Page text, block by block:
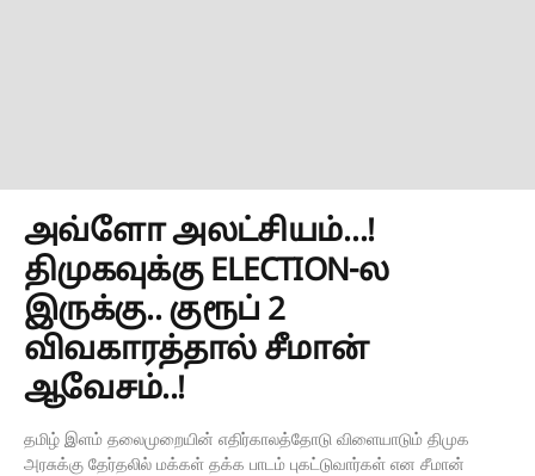
அவ்ளோ அலட்சியம்…!
திமுகவுக்கு ELECTION-ல
இருக்கு.. குரூப் 2
விவகாரத்தால் சீமான்
ஆவேசம்..!
தமிழ் இளம் தலைமுறையின் எதிர்காலத்தோடு விளையாடும் திமுக
அரசுக்கு தேர்தலில் மக்கள் தக்க பாடம் புகட்டுவார்கள் என சீமான்